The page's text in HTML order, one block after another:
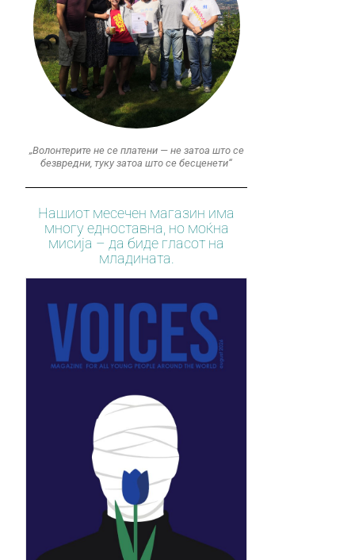
„Волонтерите не се платени — не затоа што се
безвредни, туку затоа што се бесценети“
Нашиот месечен магазин има
многу едноставна, но моќна
мисија – да биде гласот на
младината.